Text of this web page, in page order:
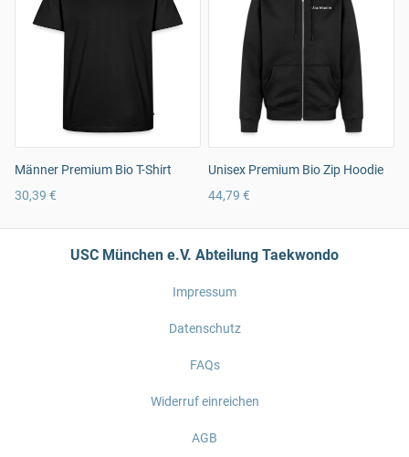
Männer Premium Bio T-Shirt
30,39 €
Unisex Premium Bio Zip Hoodie
44,79 €
USC München e.V. Abteilung Taekwondo
Impressum
Datenschutz
FAQs
Widerruf einreichen
AGB